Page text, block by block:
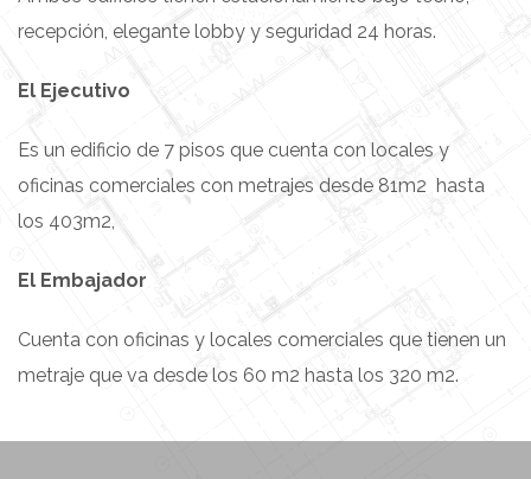
recepción, elegante lobby y seguridad 24 horas.
El Ejecutivo
Es un edificio de 7 pisos que cuenta con locales y
oficinas comerciales con metrajes desde 81m2 hasta
los 403m2,
El Embajador
Cuenta con oficinas y locales comerciales que tienen un
metraje que va desde los 60 m2 hasta los 320 m2.